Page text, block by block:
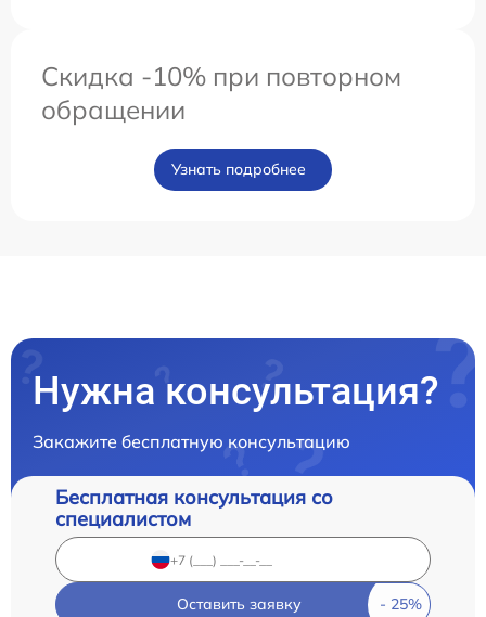
Скидка -10% при повторном
обращении
Узнать подробнее
Нужна консультация?
Закажите бесплатную консультацию
Бесплатная консультация со
специалистом
Оставить заявку